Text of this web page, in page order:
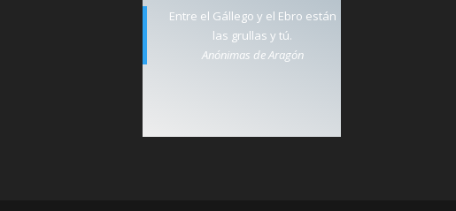
Entre el Gállego y el Ebro están
las grullas y tú.
Anónimas de Aragón